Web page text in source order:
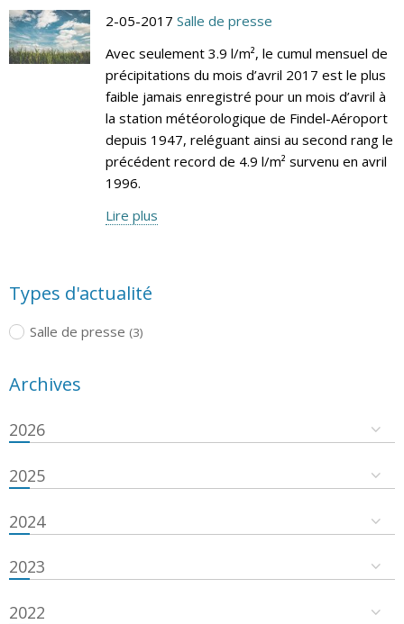
2-05-2017 Salle de presse
Avec seulement 3.9 l/m², le cumul mensuel de
précipitations du mois d’avril 2017 est le plus
faible jamais enregistré pour un mois d’avril à
la station météorologique de Findel-Aéroport
depuis 1947, reléguant ainsi au second rang le
précédent record de 4.9 l/m² survenu en avril
1996.
Lire plus
Types d'actualité
Salle de presse (3)
Archives
2026
2025
2024
2023
2022